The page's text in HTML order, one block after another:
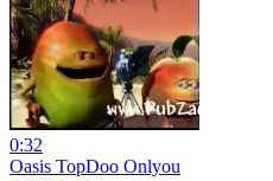
0:32
Oasis TopDoo Onlyou